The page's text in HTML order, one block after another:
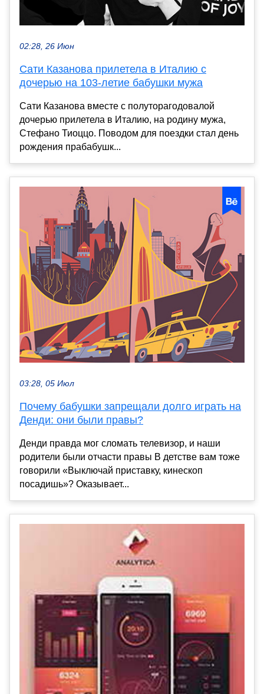
02:28, 26 Июн
Сати Казанова прилетела в Италию с
дочерью на 103-летие бабушки мужа
Сати Казанова вместе с полуторагодовалой
дочерью прилетела в Италию, на родину мужа,
Стефано Тиоццо. Поводом для поездки стал день
рождения прабабушк...
03:28, 05 Июл
Почему бабушки запрещали долго играть на
Денди: они были правы?
Денди правда мог сломать телевизор, и наши
родители были отчасти правы В детстве вам тоже
говорили «Выключай приставку, кинескоп
посадишь»? Оказывает...